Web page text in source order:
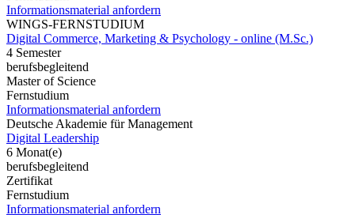
Informationsmaterial anfordern
WINGS-FERNSTUDIUM
Digital Commerce, Marketing & Psychology - online (M.Sc.)
4 Semester
berufsbegleitend
Master of Science
Fernstudium
Informationsmaterial anfordern
Deutsche Akademie für Management
Digital Leadership
6 Monat(e)
berufsbegleitend
Zertifikat
Fernstudium
Informationsmaterial anfordern